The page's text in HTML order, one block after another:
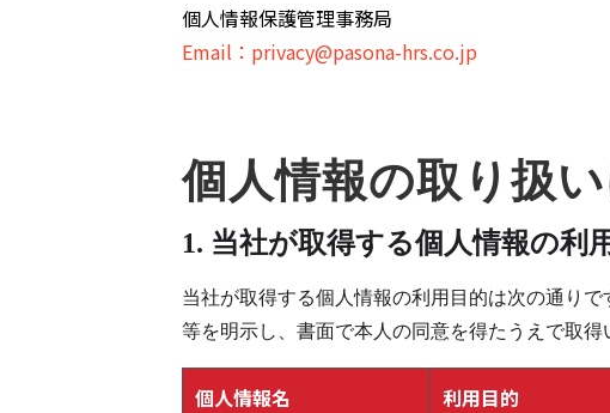
個人情報保護管理事務局
Email：privacy@pasona-hrs.co.jp
個人情報の取り扱
1. 当社が取得する個人情報の利
当社が取得する個人情報の利用目的は次の通り
等を明示し、書面で本人の同意を得たうえで取得
個人情報名 利用目的